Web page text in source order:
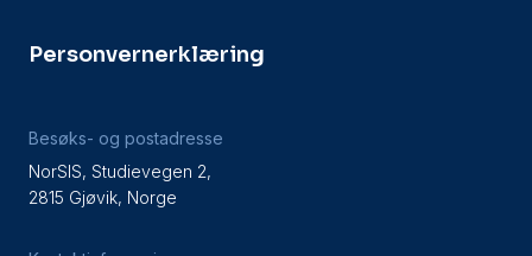
Personvernerklæring
Besøks- og postadresse
NorSIS, Studievegen 2,
2815 Gjøvik, Norge